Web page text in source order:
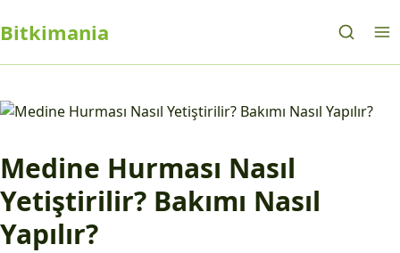
Bitkimania
Medine Hurması Nasıl
Yetiştirilir? Bakımı Nasıl
Yapılır?